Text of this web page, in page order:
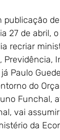
publicação
27 de abril,
recriar
Previdência,
Paulo
do
Funchal,
vai
da